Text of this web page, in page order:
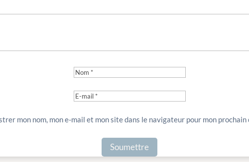
mon nom, mon e-mail et mon site dans le navigateur pour mon prochain